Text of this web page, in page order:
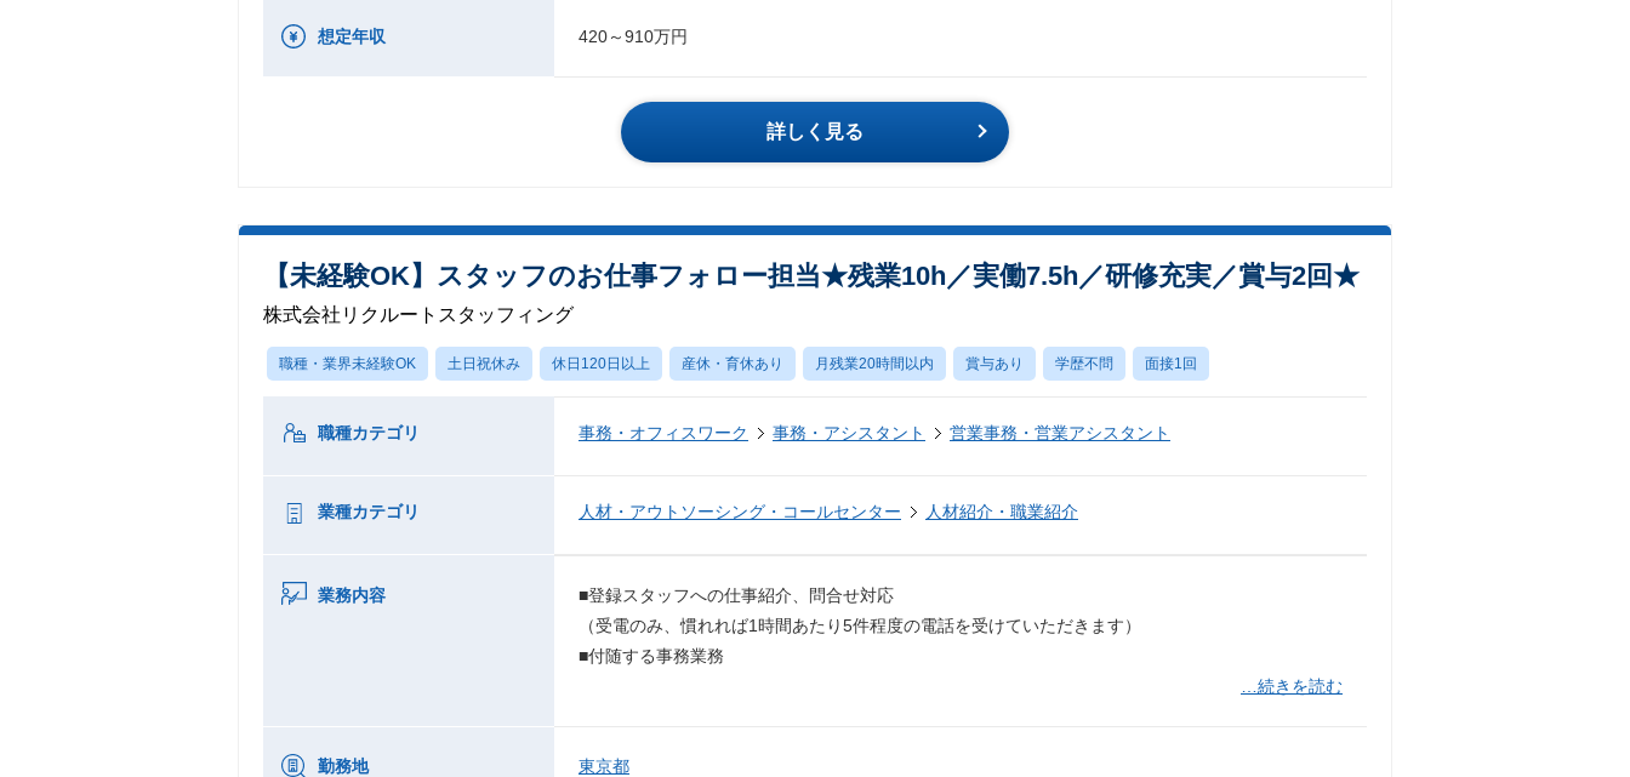
想定年収 420～910万円
詳しく見る
【未経験OK】スタッフのお仕事フォロー担当★残業10h／実働7.5h／研修充実／賞与2回★
株式会社リクルートスタッフィング
職種・業界未経験OK 土日祝休み 休日120日以上 産休・育休あり 月残業20時間以内 賞与あり 学歴不問 面接1回
職種カテゴリ 事務・オフィスワーク 事務・アシスタント 営業事務・営業アシスタント
業種カテゴリ 人材・アウトソーシング・コールセンター 人材紹介・職業紹介
業務内容
■登録スタッフへの仕事紹介、問合せ対応
（受電のみ、慣れれば1時間あたり5件程度の電話を受けていただきます）
■付随する事務業務
…続きを読む
勤務地 東京都